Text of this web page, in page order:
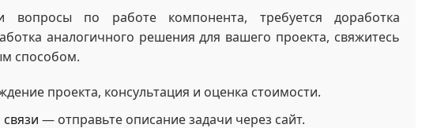
вопросы по работе компонента, требуется доработка
аналогичного решения для вашего проекта, свяжитесь
способом.
проекта, консультация и оценка стоимости.
— отправьте описание задачи через сайт.